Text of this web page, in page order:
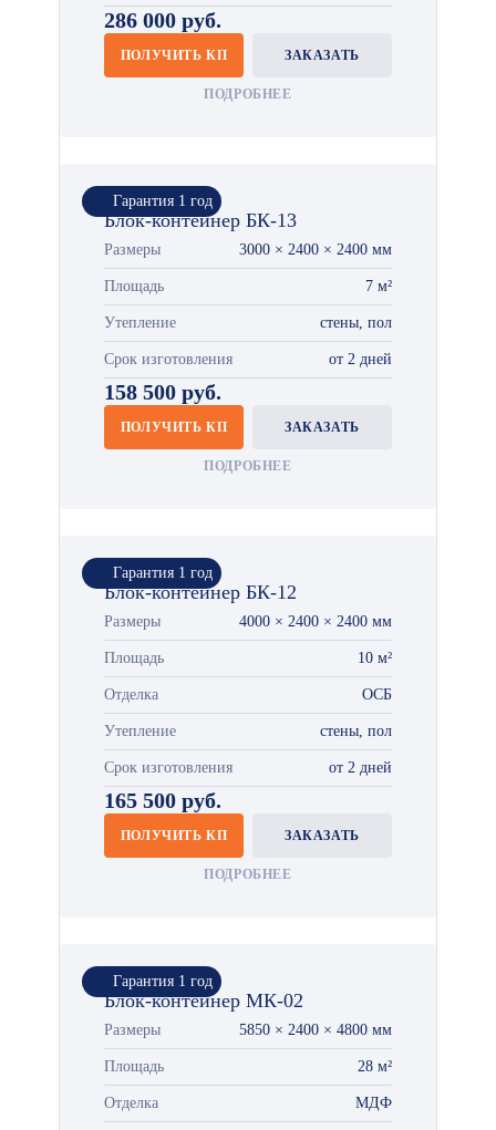
286 000 руб.
ПОЛУЧИТЬ КП ЗАКАЗАТЬ
ПОДРОБНЕЕ
Гарантия 1 год
Блок-контейнер БК-13
Размеры 3000 × 2400 × 2400 мм
Площадь 7 м²
Утепление стены, пол
Срок изготовления от 2 дней
158 500 руб.
ПОЛУЧИТЬ КП ЗАКАЗАТЬ
ПОДРОБНЕЕ
Гарантия 1 год
Блок-контейнер БК-12
Размеры 4000 × 2400 × 2400 мм
Площадь 10 м²
Отделка ОСБ
Утепление стены, пол
Срок изготовления от 2 дней
165 500 руб.
ПОЛУЧИТЬ КП ЗАКАЗАТЬ
ПОДРОБНЕЕ
Гарантия 1 год
Блок-контейнер МК-02
Размеры 5850 × 2400 × 4800 мм
Площадь 28 м²
Отделка МДФ